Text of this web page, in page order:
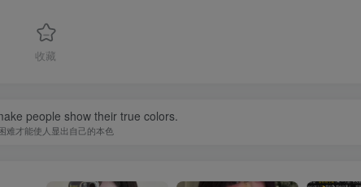
收藏
your rainbow will come smiling through.
，总有一天属于你的彩虹会在天空微笑